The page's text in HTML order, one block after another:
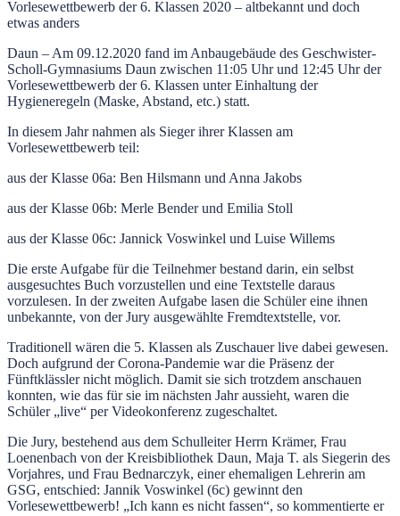
Vorlesewettbewerb der 6. Klassen 2020 – altbekannt und doch
etwas anders
Daun – Am 09.12.2020 fand im Anbaugebäude des Geschwister-
Scholl-Gymnasiums Daun zwischen 11:05 Uhr und 12:45 Uhr der
Vorlesewettbewerb der 6. Klassen unter Einhaltung der
Hygieneregeln (Maske, Abstand, etc.) statt.
In diesem Jahr nahmen als Sieger ihrer Klassen am
Vorlesewettbewerb teil:
aus der Klasse 06a: Ben Hilsmann und Anna Jakobs
aus der Klasse 06b: Merle Bender und Emilia Stoll
aus der Klasse 06c: Jannick Voswinkel und Luise Willems
Die erste Aufgabe für die Teilnehmer bestand darin, ein selbst
ausgesuchtes Buch vorzustellen und eine Textstelle daraus
vorzulesen. In der zweiten Aufgabe lasen die Schüler eine ihnen
unbekannte, von der Jury ausgewählte Fremdtextstelle, vor.
Traditionell wären die 5. Klassen als Zuschauer live dabei gewesen.
Doch aufgrund der Corona-Pandemie war die Präsenz der
Fünftklässler nicht möglich. Damit sie sich trotzdem anschauen
konnten, wie das für sie im nächsten Jahr aussieht, waren die
Schüler „live“ per Videokonferenz zugeschaltet.
Die Jury, bestehend aus dem Schulleiter Herrn Krämer, Frau
Loenenbach von der Kreisbibliothek Daun, Maja T. als Siegerin des
Vorjahres, und Frau Bednarczyk, einer ehemaligen Lehrerin am
GSG, entschied: Jannik Voswinkel (6c) gewinnt den
Vorlesewettbewerb! „Ich kann es nicht fassen“, so kommentierte er